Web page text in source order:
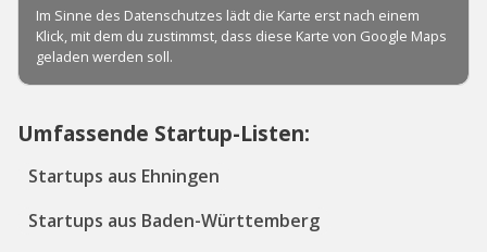
Umfassende Startup-Listen:
Startups aus Ehningen
Startups aus Baden-Württemberg